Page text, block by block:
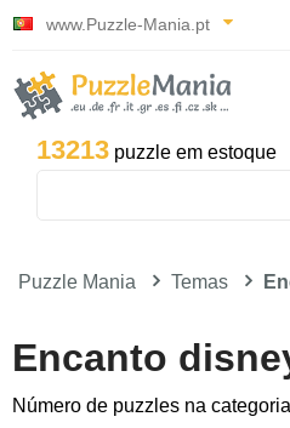
www.Puzzle-Mania.pt
13213 puzzle em estoque
Puzzle Mania Temas
Encanto
Número de puzzles na